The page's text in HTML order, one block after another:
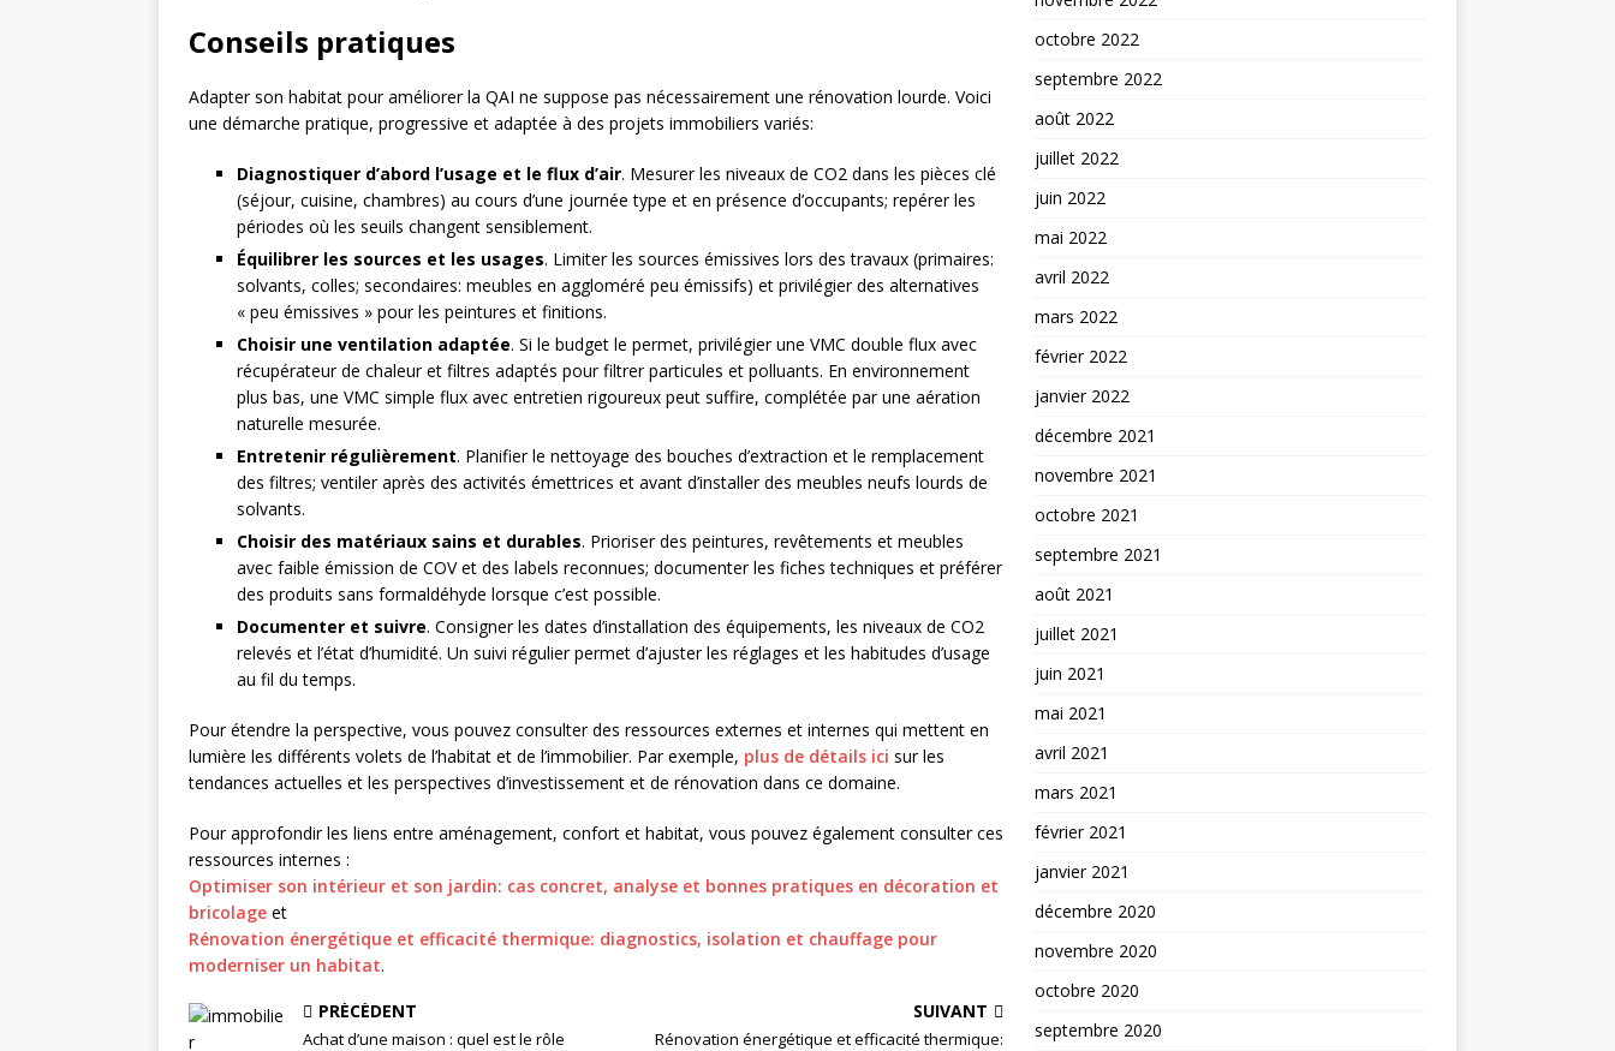
Conseils pratiques
Adapter son habitat pour améliorer la QAI ne suppose pas nécessairement une rénovation lourde. Voici
une démarche pratique, progressive et adaptée à des projets immobiliers variés:
Diagnostiquer d’abord l’usage et le flux d’air. Mesurer les niveaux de CO2 dans les pièces clé
(séjour, cuisine, chambres) au cours d’une journée type et en présence d’occupants; repérer les
périodes où les seuils changent sensiblement.
Équilibrer les sources et les usages. Limiter les sources émissives lors des travaux (primaires:
solvants, colles; secondaires: meubles en aggloméré peu émissifs) et privilégier des alternatives
« peu émissives » pour les peintures et finitions.
Choisir une ventilation adaptée. Si le budget le permet, privilégier une VMC double flux avec
récupérateur de chaleur et filtres adaptés pour filtrer particules et polluants. En environnement
plus bas, une VMC simple flux avec entretien rigoureux peut suffire, complétée par une aération
naturelle mesurée.
Entretenir régulièrement. Planifier le nettoyage des bouches d’extraction et le remplacement
des filtres; ventiler après des activités émettrices et avant d’installer des meubles neufs lourds de
solvants.
Choisir des matériaux sains et durables. Prioriser des peintures, revêtements et meubles
avec faible émission de COV et des labels reconnues; documenter les fiches techniques et préférer
des produits sans formaldéhyde lorsque c’est possible.
Documenter et suivre. Consigner les dates d’installation des équipements, les niveaux de CO2
relevés et l’état d’humidité. Un suivi régulier permet d’ajuster les réglages et les habitudes d’usage
au fil du temps.
Pour étendre la perspective, vous pouvez consulter des ressources externes et internes qui mettent en
lumière les différents volets de l’habitat et de l’immobilier. Par exemple, plus de détails ici sur les
tendances actuelles et les perspectives d’investissement et de rénovation dans ce domaine.
Pour approfondir les liens entre aménagement, confort et habitat, vous pouvez également consulter ces
ressources internes :
Optimiser son intérieur et son jardin: cas concret, analyse et bonnes pratiques en décoration et
bricolage et
Rénovation énergétique et efficacité thermique: diagnostics, isolation et chauffage pour
moderniser un habitat.
PRÉCÉDENT
Achat d’une maison : quel est le rôle
SUIVANT
Rénovation énergétique et efficacité thermique:
octobre 2022
septembre 2022
août 2022
juillet 2022
juin 2022
mai 2022
avril 2022
mars 2022
février 2022
janvier 2022
décembre 2021
novembre 2021
octobre 2021
septembre 2021
août 2021
juillet 2021
juin 2021
mai 2021
avril 2021
mars 2021
février 2021
janvier 2021
décembre 2020
novembre 2020
octobre 2020
septembre 2020